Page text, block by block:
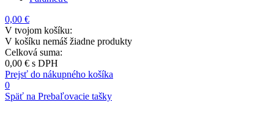
0,00 €
V tvojom košíku:
V košíku nemáš žiadne produkty
Celková suma:
0,00 € s DPH
Prejsť do nákupného košíka
0
Späť na Prebaľovacie tašky